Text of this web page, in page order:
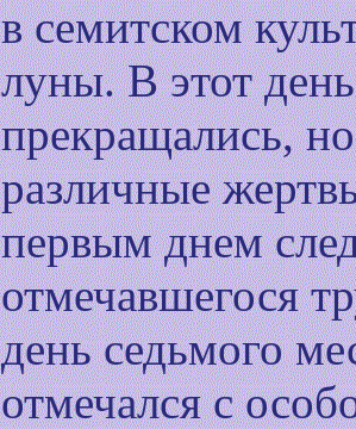
в семитском
луны. В этот
прекращались,
различные
первым днем
отмечавшегося
день седьмого
отмечался с